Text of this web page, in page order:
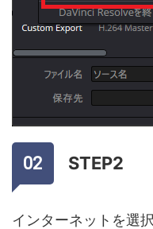
STEP2
インターネットを選